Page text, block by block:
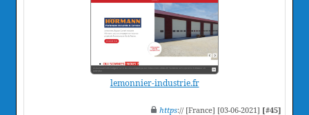
lemonnier-industrie.fr
https:// [France] [03-06-2021] [#45]